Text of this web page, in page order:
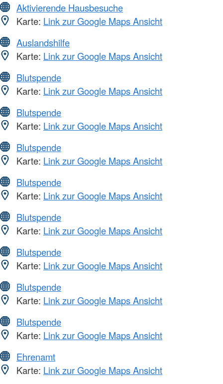
Aktivierende Hausbesuche
Karte: Link zur Google Maps Ansicht
Auslandshilfe
Karte: Link zur Google Maps Ansicht
Blutspende
Karte: Link zur Google Maps Ansicht
Blutspende
Karte: Link zur Google Maps Ansicht
Blutspende
Karte: Link zur Google Maps Ansicht
Blutspende
Karte: Link zur Google Maps Ansicht
Blutspende
Karte: Link zur Google Maps Ansicht
Blutspende
Karte: Link zur Google Maps Ansicht
Blutspende
Karte: Link zur Google Maps Ansicht
Blutspende
Karte: Link zur Google Maps Ansicht
Ehrenamt
Karte: Link zur Google Maps Ansicht